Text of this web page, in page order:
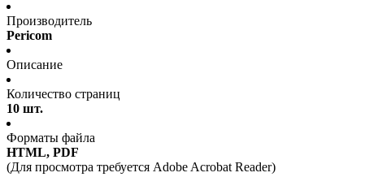
Производитель
Pericom
Описание
Количество страниц
10 шт.
Форматы файла
HTML, PDF
(Для просмотра требуется Adobe Acrobat Reader)